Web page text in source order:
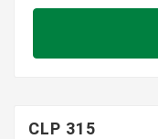
CLP 315